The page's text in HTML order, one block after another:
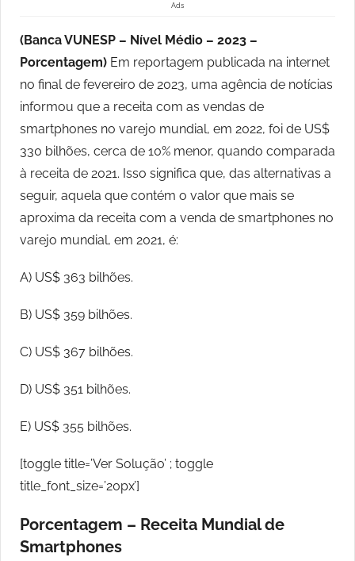
Ads
(Banca VUNESP – Nível Médio – 2023 –
Porcentagem) Em reportagem publicada na internet
no final de fevereiro de 2023, uma agência de notícias
informou que a receita com as vendas de
smartphones no varejo mundial, em 2022, foi de US$
330 bilhões, cerca de 10% menor, quando comparada
à receita de 2021. Isso significa que, das alternativas a
seguir, aquela que contém o valor que mais se
aproxima da receita com a venda de smartphones no
varejo mundial, em 2021, é:
A) US$ 363 bilhões.
B) US$ 359 bilhões.
C) US$ 367 bilhões.
D) US$ 351 bilhões.
E) US$ 355 bilhões.
[toggle title=’Ver Solução’ ; toggle
title_font_size=’20px’]
Porcentagem – Receita Mundial de
Smartphones